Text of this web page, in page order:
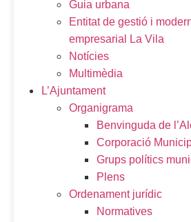
Guia urbana
Entitat de gestió i
empresarial La Vila
Notícies
Multimèdia
L’Ajuntament
Organigrama
Benvinguda de
Corporació
Grups polítics
Plens
Ordenament jurídic
Normatives